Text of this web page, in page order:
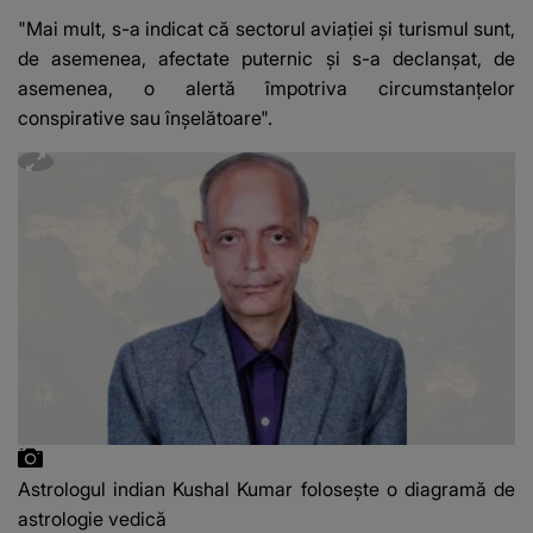
DESCOPERIT DE
ANCHETATORI a șocat
localnicii
"Mai mult, s-a indicat că sectorul aviației și turismul sunt,
de asemenea, afectate puternic și s-a declanșat, de
asemenea, o alertă împotriva circumstanțelor
conspirative sau înșelătoare".
Astrologul indian Kushal Kumar folosește o diagramă de
astrologie vedică